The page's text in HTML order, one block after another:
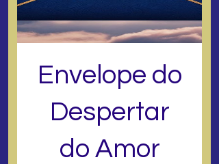
Envelope do
Despertar
do Amor